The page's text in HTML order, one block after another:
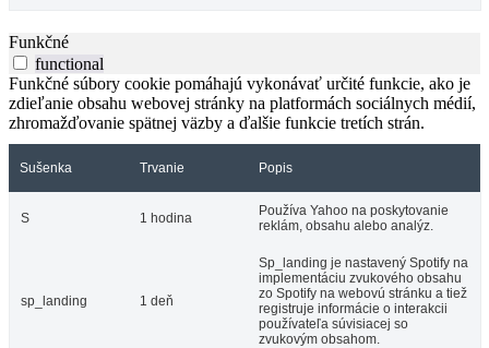
Funkčné
functional
Funkčné súbory cookie pomáhajú vykonávať určité funkcie, ako je
zdieľanie obsahu webovej stránky na platformách sociálnych médií,
zhromažďovanie spätnej väzby a ďalšie funkcie tretích strán.
Sušenka Trvanie Popis
S 1 hodina
Používa Yahoo na poskytovanie
reklám, obsahu alebo analýz.
sp_landing 1 deň
Sp_landing je nastavený Spotify na
implementáciu zvukového obsahu
zo Spotify na webovú stránku a tiež
registruje informácie o interakcii
používateľa súvisiacej so
zvukovým obsahom.